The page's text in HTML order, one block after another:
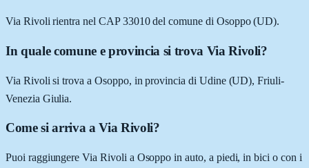
Via Rivoli rientra nel CAP 33010 del comune di Osoppo (UD).
In quale comune e provincia si trova Via Rivoli?
Via Rivoli si trova a Osoppo, in provincia di Udine (UD), Friuli-
Venezia Giulia.
Come si arriva a Via Rivoli?
Puoi raggiungere Via Rivoli a Osoppo in auto, a piedi, in bici o con i